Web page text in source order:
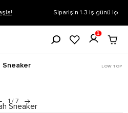
kargoya verilecektir.Daha Fazla
1
Sneaker LOW TOP
1 / 7